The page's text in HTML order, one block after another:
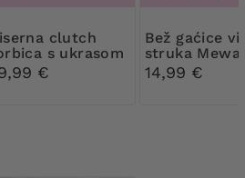
s ukrasom
€
Bež gaćice visokog
struka Mewa
14,99 €